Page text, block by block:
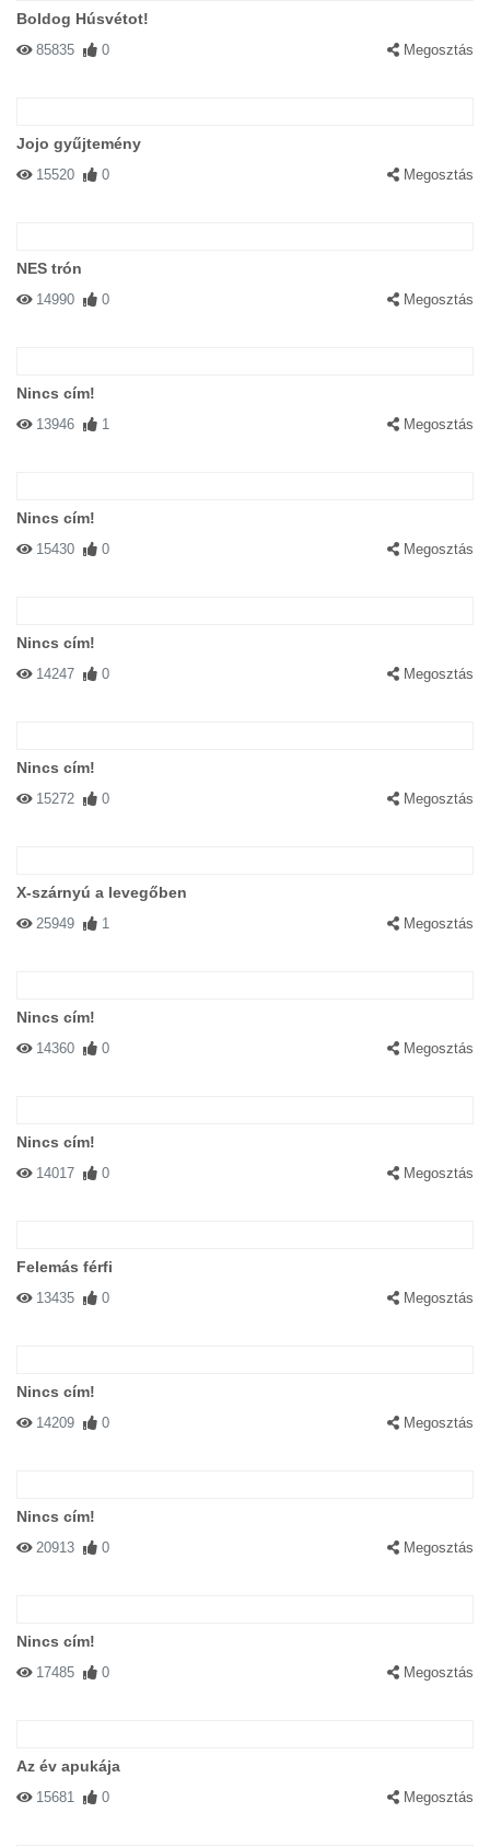
Boldog Húsvétot!
85835 0 Megosztás
Jojo gyűjtemény
15520 0 Megosztás
NES trón
14990 0 Megosztás
Nincs cím!
13946 1 Megosztás
Nincs cím!
15430 0 Megosztás
Nincs cím!
14247 0 Megosztás
Nincs cím!
15272 0 Megosztás
X-szárnyú a levegőben
25949 1 Megosztás
Nincs cím!
14360 0 Megosztás
Nincs cím!
14017 0 Megosztás
Felemás férfi
13435 0 Megosztás
Nincs cím!
14209 0 Megosztás
Nincs cím!
20913 0 Megosztás
Nincs cím!
17485 0 Megosztás
Az év apukája
15681 0 Megosztás